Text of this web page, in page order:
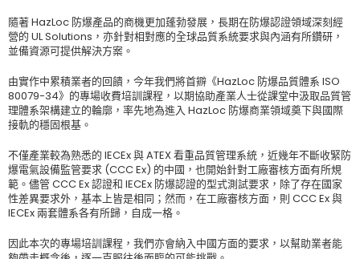
隨著 HazLoc 防爆產品的商機更加蓬勃發展，長期在防爆認證領域深刻經
營的 UL Solutions，亦針對相對應的全球品質系統要求與內涵有所鑽研，
並備資源可提供解決方案。
由實作中累積業者的回饋，今年我們將首辧《HazLoc 防爆品質體系 ISO
80079-34》的專場收費培訓課程，以期協助產業人士從課堂中汲取品質管
理體系架構建立的輪廓，率先地為進入 HazLoc 防爆商業領域奠下與國際
接軌的穩固根基。
不僅產業較為熟悉的 IECEx 與 ATEX 看重品質管理系統，近幾年不斷收緊防
爆電氣設備監管要求 (CCC Ex) 的中國，也開始針對工廠審核方面有所規
範。儘管 CCC Ex 認證和 IECEx 防爆認證的型式測試要求，除了存在國家
性差異要求外，基本上皆是相同；然而，在工廠審核方面，則 CCC Ex 與
IECEx 兩套體系各有所歸，自成一格。
因此本次的專場培訓課程，我們亦會納入中國方面的要求，以幫助業者能